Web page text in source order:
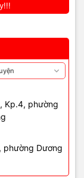
Kp.4, phường
phường Dương